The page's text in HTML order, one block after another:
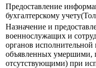
Предоставление
бухгалтерскому
Назначение и
военнослужащих и
органов
объявленных умершими,
отсутствующими) при